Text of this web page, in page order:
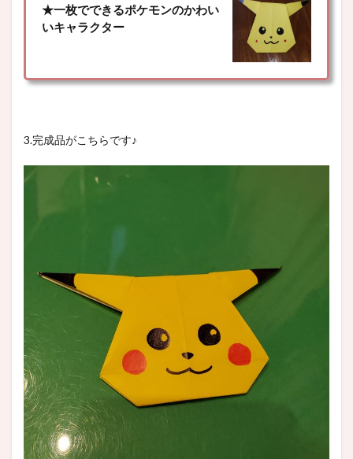
★一枚でできるポケモンのかわい
いキャラクター
3.完成品がこちらです♪